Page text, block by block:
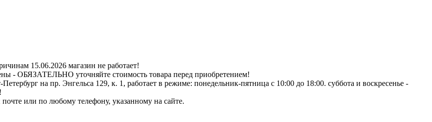
15.06.2026 магазин не работает!
- ОБЯЗАТЕЛЬНО уточняйте стоимость товара перед приобретением!
на пр. Энгельса 129, к. 1, работает в режиме: понедельник-пятница с 10:00 до 18:00. суббота и воскресенье -
или по любому телефону, указанному на сайте.